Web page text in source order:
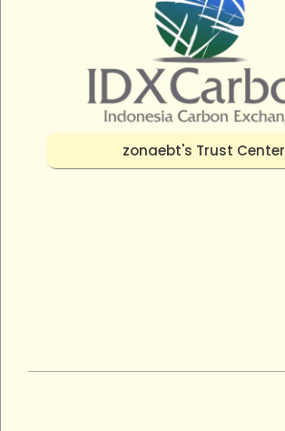
zonaebt's Trust Center